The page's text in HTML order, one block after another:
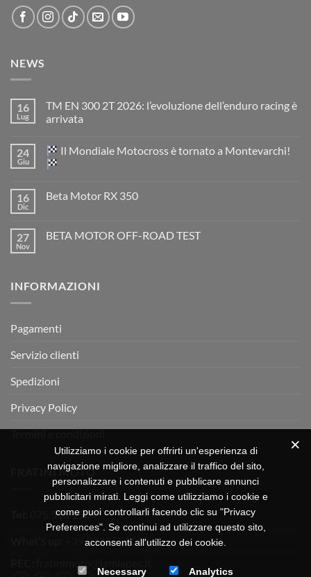
NEWS
16
Lug
TM EN 300 2T 2026: l’evoluzione dell’enduro racing è
arrivata
su
TM
EN
2026:
è
arrivata
24
Giu
Il Mondiale Motocross è tornato a Montevarchi!
su
Motocross
è
16
Dic
Beta Motor RX 350
Beta
27
Nov
BETA MOTOR OFF-ROAD TEST
MOTOR
INFORMAZIONI
Pagamenti
Servizio clienti
Spedizioni
Privacy Policy
Termini e condizioni
FRATINI MOTO
075 518 1504
+39 3334656649
Utilizziamo i cookie per offrirti un'esperienza di
navigazione migliore, analizzare il traffico del sito,
personalizzare i contenuti e pubblicare annunci
pubblicitari mirati. Leggi come utilizziamo i cookie e
come puoi controllarli facendo clic su "Privacy
Preferences". Se continui ad utilizzare questo sito,
acconsenti all'utilizzo dei cookie.
Necessary Analytics